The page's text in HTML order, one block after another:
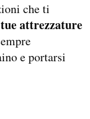
che ti
tue attrezzature
e portarsi